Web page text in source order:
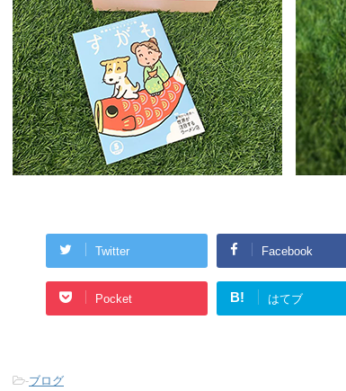
Twitter Facebook
Pocket B! はてブ
-ブログ